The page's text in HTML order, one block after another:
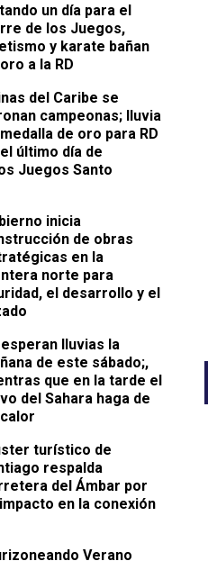
un día para el
de los Juegos,
y karate bañan
a la RD
del Caribe se
campeonas; lluvia
de oro para RD
último día de
Juegos Santo
inicia
de obras
en la
norte para
el desarrollo y el
lluvias la
de este sábado;,
que en la tarde el
del Sahara haga de
turístico de
respalda
del Ámbar por
en la conexión
Verano